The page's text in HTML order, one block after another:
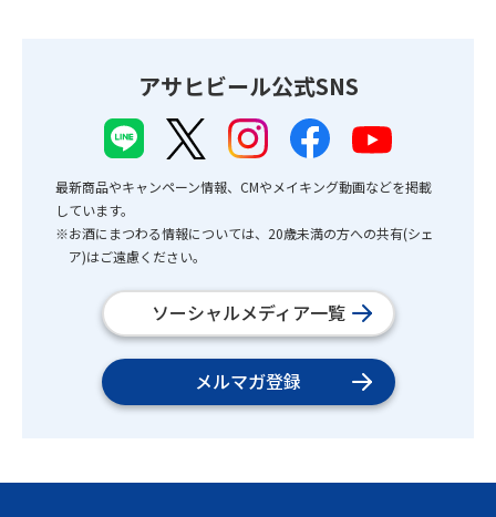
アサヒビール公式SNS
最新商品やキャンペーン情報、CMやメイキング動画などを掲載
しています。
※お酒にまつわる情報については、20歳未満の方への共有(シェ
ア)はご遠慮ください。
ソーシャルメディア一覧
メルマガ登録